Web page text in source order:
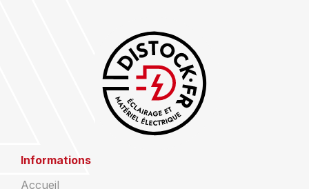
Informations
Accueil